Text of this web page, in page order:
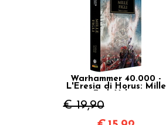
Warhammer 40.000 -
L'Eresia di Horus: Mille
€ 19,90